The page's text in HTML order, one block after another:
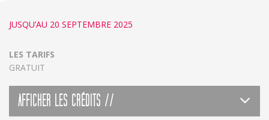
JUSQU’AU 20 SEPTEMBRE 2025
LES TARIFS
GRATUIT
AFFICHER LES CRÉDITS //